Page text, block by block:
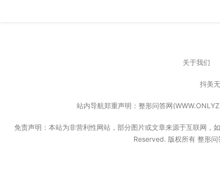
关于我们
抖美
站内导航郑重声明：整形问答网
免责声明：本站为非营利性网站，部分图片或文章来源于互联网，
Reserved. 版权所有 整形问